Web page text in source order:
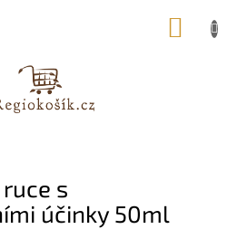
s
účinky 50ml